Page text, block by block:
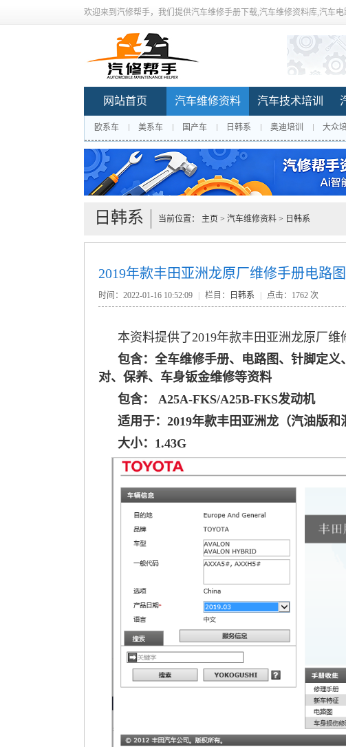
欢迎来到汽修帮手，我们提供汽车维修手册下载,汽车维修资料库,汽车电
网站首页 汽车维修资料 汽车技术培训
欧系车 美系车 国产车 日韩系 奥迪培训 大众
日韩系 当前位置： 主页 > 汽车维修资料 > 日韩系
2019年款丰田亚洲龙原厂维修手册电路
时间：2022-01-16 10:52:09 栏目： 日韩系 点击： 1762 次
本资料提供了2019年款丰田亚洲龙原厂
包含：全车维修手册、电路图、针脚定
对、保养、车身钣金维修等资料
包含： A25A-FKS/A25B-FKS发动机
适用于：2019年款丰田亚洲龙（汽油版和
大小：1.43G